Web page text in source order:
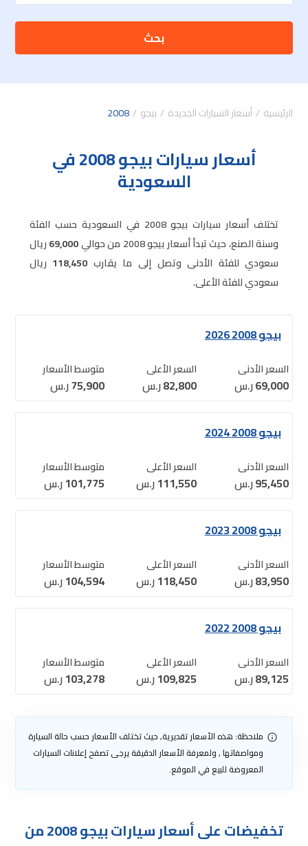
بحث
الرئيسية أسعار السيارات الجديدة بيجو 2008
أسعار سيارات بيجو 2008 في
السعودية
تختلف أسعار سيارات بيجو 2008 في السعودية حسب الفئة
وسنة الصنع، حيث تبدأ أسعار بيجو 2008 من حوالي
69,000ريال
سعودي للفئة الأدنى وتصل إلى ما يقارب 118,450 ريال
سعودي للفئة الأعلى.
بيجو 2008 2026
السعر الأدنى
69,000ر.س
السعر الأعلى
82,800ر.س
متوسط الأسعار
75,900ر.س
بيجو 2008 2024
السعر الأدنى
95,450ر.س
السعر الأعلى
111,550ر.س
متوسط الأسعار
101,775ر.س
بيجو 2008 2023
السعر الأدنى
83,950ر.س
السعر الأعلى
118,450ر.س
متوسط الأسعار
104,594ر.س
بيجو 2008 2022
السعر الأدنى
89,125ر.س
السعر الأعلى
109,825ر.س
متوسط الأسعار
103,278ر.س
ملاحظة: هذه الأسعار تقديرية, حيث تختلف الأسعار حسب حالة السيارة
ومواصفاتها , ولمعرفة الأسعار الدقيقة يرجى تصفح إعلانات السيارات
المعروضة للبيع في الموقع.
تخفيضات على أسعار سيارات بيجو 2008 من